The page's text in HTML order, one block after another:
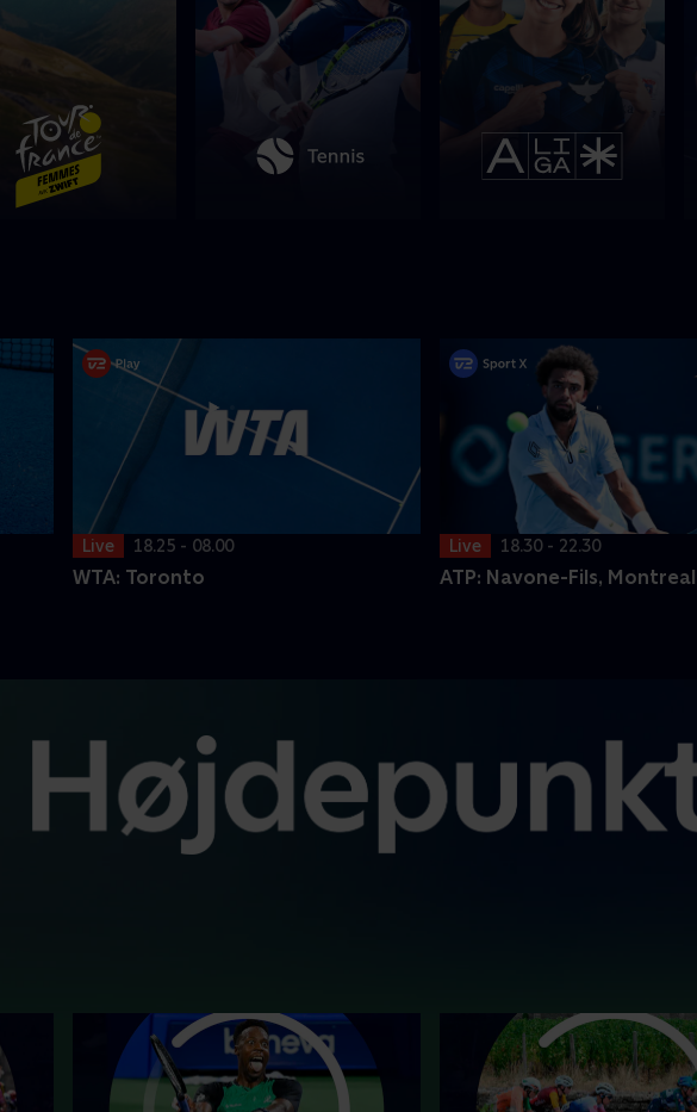
Live 18.25 - 08.00
WTA: Toronto
Live 18.30 - 22.30
ATP: Navone-Fils, Montreal